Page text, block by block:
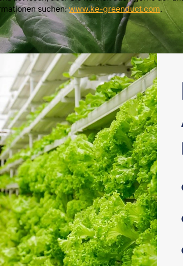
suchen:www.ke-greenduct.com.